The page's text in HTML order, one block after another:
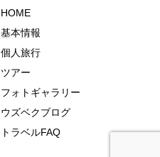
HOME
基本情報
個人旅行
ツアー
フォトギャラリー
ウズベクブログ
トラベルFAQ